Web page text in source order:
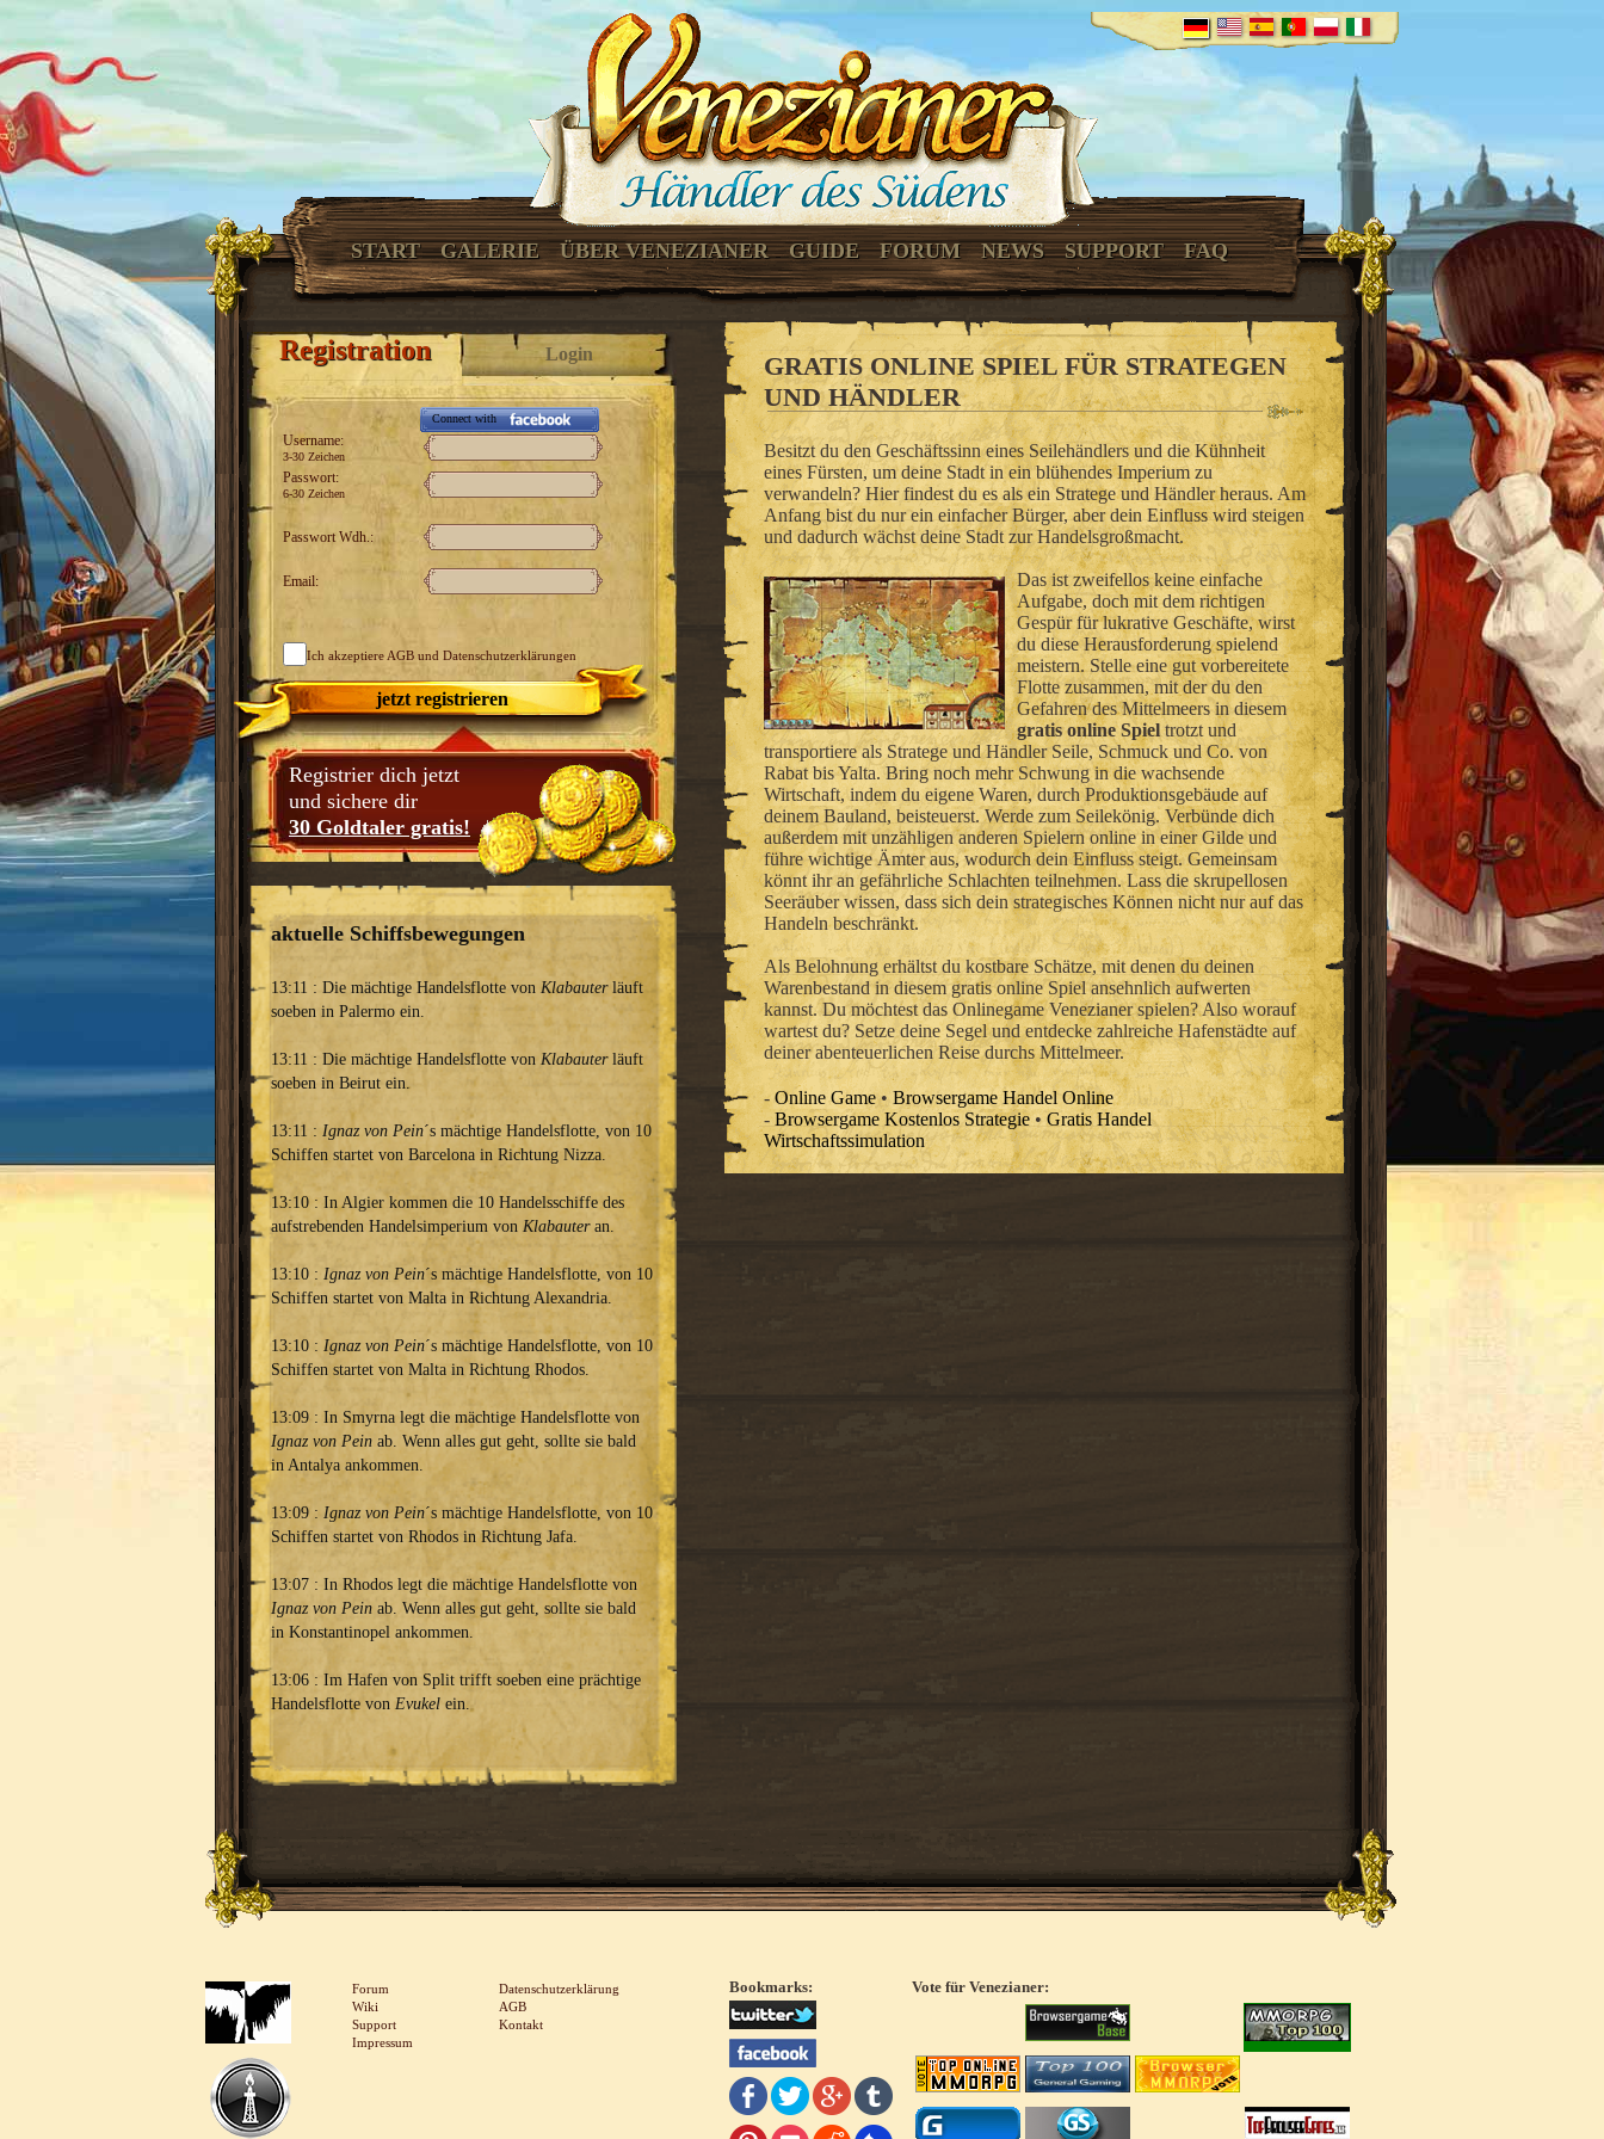
START GALERIE ÜBER VENEZIANER GUIDE FORUM NEWS SUPPORT FAQ
Registration Login
Connect with
Username:
3-30 Zeichen
Passwort:
6-30 Zeichen
Passwort Wdh.:
Email:
Ich akzeptiere AGB und Datenschutzerklärungen
jetzt registrieren
Registrier dich jetzt
und sichere dir
30 Goldtaler gratis!
aktuelle Schiffsbewegungen
13:11 : Die mächtige Handelsflotte von Klabauterläuft
soeben in Palermo ein.
13:11 : Die mächtige Handelsflotte von Klabauterläuft
soeben in Beirut ein.
13:11 : Ignaz von Pein´s mächtige Handelsflotte, von 10
Schiffen startet von Barcelona in Richtung Nizza.
13:10 : In Algier kommen die 10 Handelsschiffe des
aufstrebenden Handelsimperium von Klabauteran.
13:10 : Ignaz von Pein´s mächtige Handelsflotte, von 10
Schiffen startet von Malta in Richtung Alexandria.
13:10 : Ignaz von Pein´s mächtige Handelsflotte, von 10
Schiffen startet von Malta in Richtung Rhodos.
13:09 : In Smyrna legt die mächtige Handelsflotte von
Ignaz von Pein ab. Wenn alles gut geht, sollte sie bald
in Antalya ankommen.
13:09 : Ignaz von Pein´s mächtige Handelsflotte, von 10
Schiffen startet von Rhodos in Richtung Jafa.
13:07 : In Rhodos legt die mächtige Handelsflotte von
Ignaz von Pein ab. Wenn alles gut geht, sollte sie bald
in Konstantinopel ankommen.
13:06 : Im Hafen von Split trifft soeben eine prächtige
Handelsflotte von Evukel ein.
GRATIS ONLINE SPIEL FÜR STRATEGEN
UND HÄNDLER
Besitzt du den Geschäftssinn eines Seilehändlers und die Kühnheit
eines Fürsten, um deine Stadt in ein blühendes Imperium zu
verwandeln? Hier findest du es als ein Stratege und Händler heraus. Am
Anfang bist du nur ein einfacher Bürger, aber dein Einfluss wird steigen
und dadurch wächst deine Stadt zur Handelsgroßmacht.
Das ist zweifellos keine einfache
Aufgabe, doch mit dem richtigen
Gespür für lukrative Geschäfte, wirst
du diese Herausforderung spielend
meistern. Stelle eine gut vorbereitete
Flotte zusammen, mit der du den
Gefahren des Mittelmeers in diesem
gratis online Spieltrotzt und
transportiere als Stratege und Händler Seile, Schmuck und Co. von
Rabat bis Yalta. Bring noch mehr Schwung in die wachsende
Wirtschaft, indem du eigene Waren, durch Produktionsgebäude auf
deinem Bauland, beisteuerst. Werde zum Seilekönig. Verbünde dich
außerdem mit unzähligen anderen Spielern online in einer Gilde und
führe wichtige Ämter aus, wodurch dein Einfluss steigt. Gemeinsam
könnt ihr an gefährliche Schlachten teilnehmen. Lass die skrupellosen
Seeräuber wissen, dass sich dein strategisches Können nicht nur auf das
Handeln beschränkt.
Als Belohnung erhältst du kostbare Schätze, mit denen du deinen
Warenbestand in diesem gratis online Spiel ansehnlich aufwerten
kannst. Du möchtest das Onlinegame Venezianer spielen? Also worauf
wartest du? Setze deine Segel und entdecke zahlreiche Hafenstädte auf
deiner abenteuerlichen Reise durchs Mittelmeer.
- Online Game• Browsergame Handel Online
-Browsergame Kostenlos Strategie•Gratis Handel
Wirtschaftssimulation
Forum
Wiki
Support
Impressum
Datenschutzerklärung
AGB
Kontakt
Bookmarks: Vote für Venezianer: